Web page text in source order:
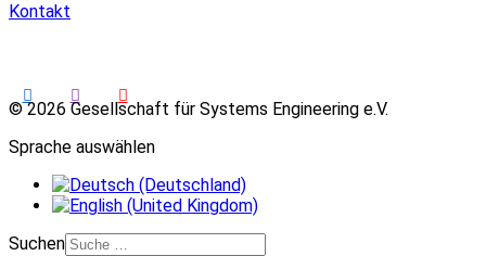
Kontakt
© 2026 Gesellschaft für Systems Engineering e.V.
Sprache auswählen
Suchen